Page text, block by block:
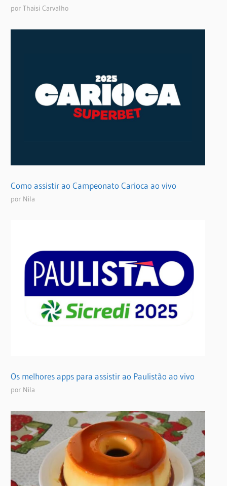
por Thaisi Carvalho
Como assistir ao Campeonato Carioca ao vivo
por Nila
Os melhores apps para assistir ao Paulistão ao vivo
por Nila